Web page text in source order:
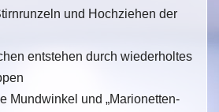
und Hochziehen der
entstehen durch wiederholtes
Mundwinkel und „Marionetten-